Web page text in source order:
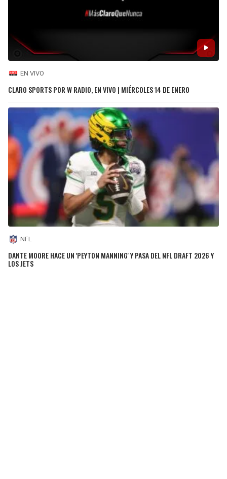
EN VIVO
CLARO SPORTS POR W RADIO, EN VIVO | MIÉRCOLES 14 DE ENERO
NFL
DANTE MOORE HACE UN 'PEYTON MANNING' Y PASA DEL NFL DRAFT 2026 Y
LOS JETS